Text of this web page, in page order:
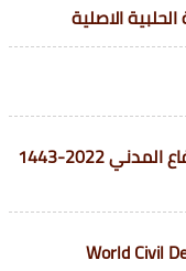
الاصلية
بدقة عالية PDF شعار اليوم العالمي للدفاع المدني 2022-1443